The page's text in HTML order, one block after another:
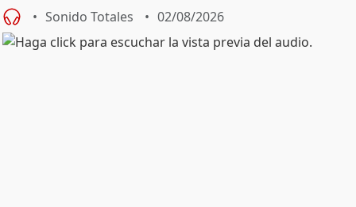
Sonido Totales 02/08/2026